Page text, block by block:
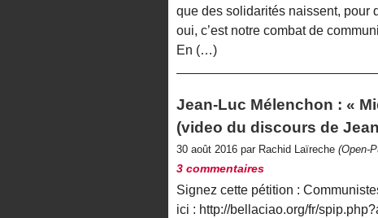
que des solidarités naissent, pour
oui, c’est notre combat de
En (…)
Jean-Luc Mélenchon : «
(video du discours de
30 août 2016 par Rachid Laïreche (Open-
3 commentaires
Signez cette pétition :
ici : http://bellaciao.org/fr/